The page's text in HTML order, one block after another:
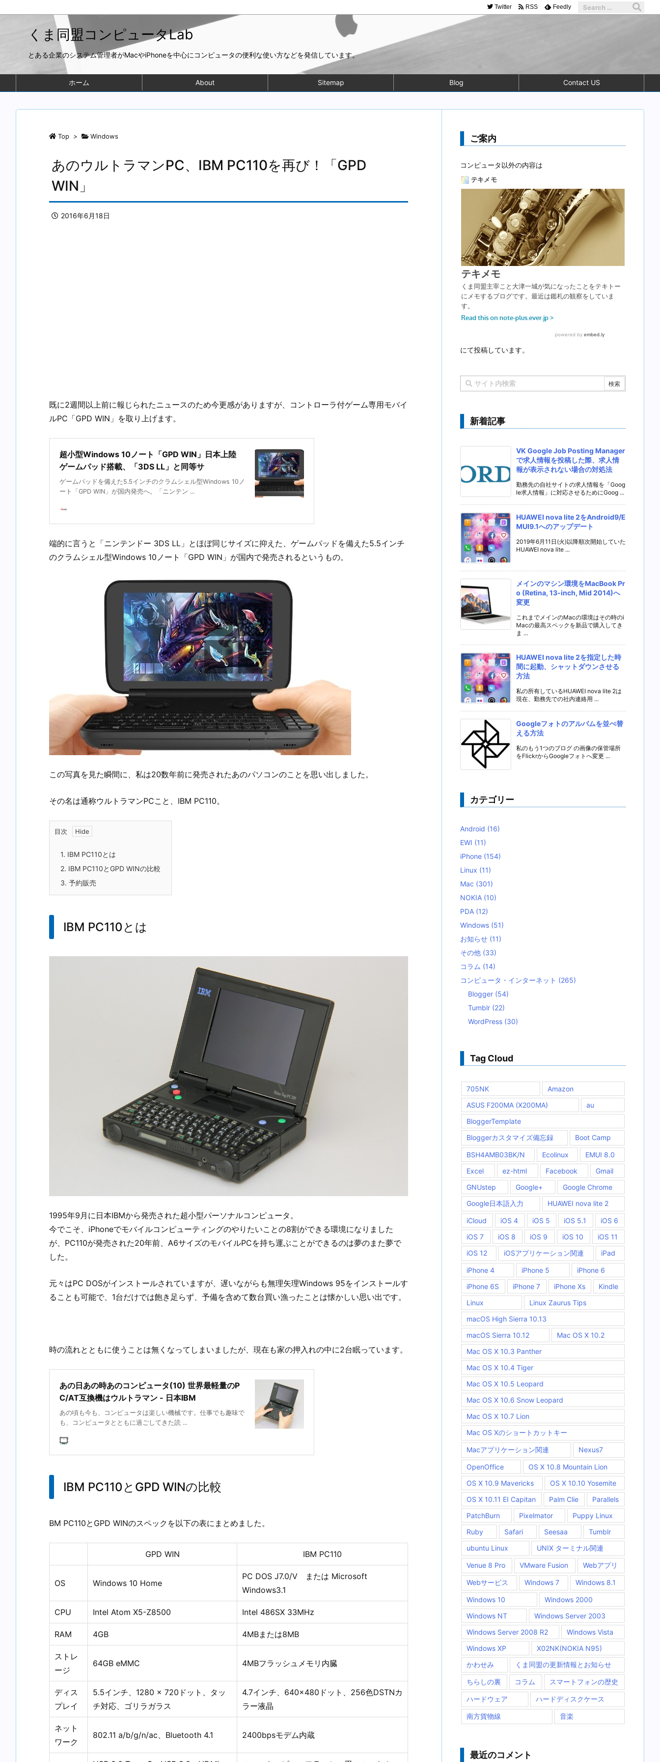
くま同盟コンピュータLab
とある企業のシステム管理者がMacやiPhoneを中心にコンピュータの便利な使い方などを発信しています。
ホーム About Sitemap Blog Contact US
Twitter RSS Feedly
Top > Windows
あのウルトラマンPC、IBM PC110を再び！「GPD
WIN」
2016年6月18日
既に2週間以上前に報じられたニュースのため今更感がありますが、コントローラ付ゲーム専用モバイ
ルPC「GPD WIN」を取り上げます。
超小型Windows 10ノート「GPD WIN」日本上陸
ゲームパッド搭載、「3DS LL」と同等サ
ゲームパッドを備えた5.5インチのクラムシェル型Windows 10ノ
ート「GPD WIN」が国内発売へ。「ニンテン ...
端的に言うと「ニンテンドー 3DS LL」とほぼ同じサイズに抑えた、ゲームパッドを備えた5.5インチ
のクラムシェル型Windows 10ノート「GPD WIN」が国内で発売されるというもの。
この写真を見た瞬間に、私は20数年前に発売されたあのパソコンのことを思い出しました。
その名は通称ウルトラマンPCこと、IBM PC110。
目次
1. IBM PC110とは
2. IBM PC110とGPD WINの比較
3. 予約販売
IBM PC110とは
1995年9月に日本IBMから発売された超小型パーソナルコンピュータ。
今でこそ、iPhoneでモバイルコンピューティングのやりたいことの8割ができる環境になりました
が、PC110が発売された20年前、A6サイズのモバイルPCを持ち運ぶことができるのは夢のまた夢で
した。
元々はPC DOSがインストールされていますが、遅いながらも無理矢理Windows 95をインストールす
ることも可能で、1台だけでは飽き足らず、予備を含めて数台買い漁ったことは懐かしい思い出です。
時の流れとともに使うことは無くなってしまいましたが、現在も家の押入れの中に2台眠っています。
あの日あの時あのコンピュータ(10) 世界最軽量のP
C/AT互換機はウルトラマン - 日本IBM
あの頃も今も、コンピュータは楽しい機械です。仕事でも趣味で
も、コンピュータとともに過ごしてきた読 ...
IBM PC110とGPD WINの比較
BM PC110とGPD WINのスペックを以下の表にまとめました。
GPD WIN IBM PC110
OS Windows 10 Home
PC DOS J7.0/V または Microsoft
Windows3.1
CPU Intel Atom X5-Z8500 Intel 486SX 33MHz
RAM 4GB 4MBまたは8MB
ストレ
ージ
64GB eMMC 4MBフラッシュメモリ内臓
ディス
プレイ
5.5インチ、1280 × 720ドット、タッ
チ対応、ゴリラガラス
4.7インチ、640×480ドット、256色DSTNカ
ラー液晶
ネット
ワーク
802.11 a/b/g/n/ac、Bluetooth 4.1 2400bpsモデム内蔵
ご案内
コンピュータ以外の内容は
にて投稿しています。
新着記事
VK Google Job Posting Manager
で求人情報を投稿した際、求人情
報が表示されない場合の対処法
勤務先の自社サイトの求人情報を「Goog
le求人情報」に対応させるためにGoog ...
HUAWEI nova lite 2をAndroid9/E
MUI9.1へのアップデート
2019年6月11日(火)以降順次開始していた
HUAWEI nova lite ...
メインのマシン環境をMacBook Pr
o (Retina, 13-inch, Mid 2014)へ
変更
これまでメインのMacの環境はその時のi
Macの最高スペックを新品で購入してき
ま ...
HUAWEI nova lite 2を指定した時
間に起動、シャットダウンさせる
方法
私の所有しているHUAWEI nova lite 2は
現在、勤務先での社内連絡用 ...
Googleフォトのアルバムを並べ替
える方法
私のもう1つのブログ の画像の保管場所
をFlickrからGoogleフォトへ変更 ...
カテゴリー
Android (16)
EWI (11)
iPhone (154)
Linux (11)
Mac (301)
NOKIA (10)
PDA (12)
Windows (51)
お知らせ (11)
その他 (33)
コラム (14)
コンピュータ・インターネット (265)
Blogger (54)
Tumblr (22)
WordPress (30)
Tag Cloud
705NK
Amazon
ASUS F200MA (X200MA)
au
BloggerTemplate
Bloggerカスタマイズ備忘録
Boot Camp
BSH4AMB03BK/N Ecolinux
EMUI 8.0
Excel
ez-html Facebook
Gmail
GNUstep
Google+
Google Chrome
Google日本語入力
HUAWEI nova lite 2
iCloud iOS 4 iOS 5 iOS 5.1
iOS 6
iOS 7
iOS 8 iOS 9 iOS 10
iOS 11
iOS 12
iOSアプリケーション関連 iPad
iPhone 4 iPhone 5
iPhone 6
iPhone 6S
iPhone 7 iPhone Xs
Kindle
Linux
Linux Zaurus Tips
macOS High Sierra 10.13
macOS Sierra 10.12
Mac OS X 10.2
Mac OS X 10.3 Panther
Mac OS X 10.4 Tiger
Mac OS X 10.5 Leopard
Mac OS X 10.6 Snow Leopard
Mac OS X 10.7 Lion
Mac OS Xのショートカットキー
Macアプリケーション関連 Nexus7
OpenOffice
OS X 10.8 Mountain Lion
OS X 10.9 Mavericks
OS X 10.10 Yosemite
OS X 10.11 EI Capitan
Palm Clie
Parallels
PatchBurn
Pixelmator
Puppy Linux
Ruby
Safari Seesaa
Tumblr
ubuntu Linux
UNIX ターミナル関連
Venue 8 Pro VMware Fusion Webアプリ
Webサービス Windows 7 Windows 8.1
Windows 10
Windows 2000
Windows NT
Windows Server 2003
Windows Server 2008 R2
Windows Vista
Windows XP
X02NK(NOKIA N95)
かわせみ
くま同盟の更新情報とお知らせ
ちらしの裏 コラム スマートフォンの歴史
ハードウェア ハードディスクケース
南方貨物線 音楽
最近のコメント